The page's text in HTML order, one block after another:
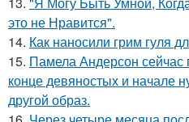
это не Нравится".
14. Как наносили грим гуля
15. Памела Андерсон сейчас
конце девяностых и начале
другой образ.